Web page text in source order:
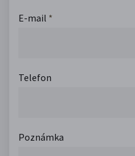
E-mail *
Telefon
Poznámka